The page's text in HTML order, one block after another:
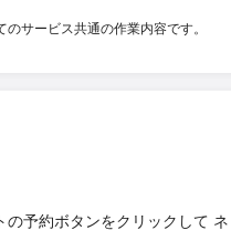
サービス共通の作業内容です。
予約ボタンをクリックして